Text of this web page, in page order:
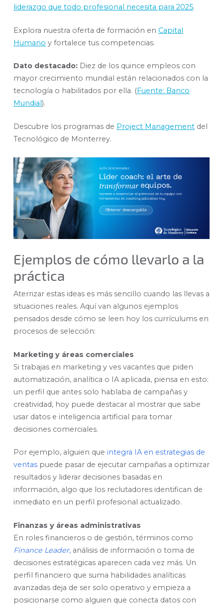
liderazgo que todo profesional necesita para 2025.
Explora nuestra oferta de formación en Capital
Humano y fortalece tus competencias.
Dato destacado: Diez de los quince empleos con
mayor crecimiento mundial están relacionados con la
tecnología o habilitados por ella. (Fuente: Banco
Mundial ).
Descubre los programas de Project Management del
Tecnológico de Monterrey.
Ejemplos de cómo llevarlo a la
práctica
Aterrizar estas ideas es más sencillo cuando las llevas a
situaciones reales. Aquí van algunos ejemplos
pensados desde cómo se leen hoy los currículums en
procesos de selección:
Marketing y áreas comerciales
Si trabajas en marketing y ves vacantes que piden
automatización, analítica o IA aplicada, piensa en esto:
un perfil que antes solo hablaba de campañas y
creatividad, hoy puede destacar al mostrar que sabe
usar datos e inteligencia artificial para tomar
decisiones comerciales.
Por ejemplo, alguien que integra IA en estrategias de
ventas puede pasar de ejecutar campañas a optimizar
resultados y liderar decisiones basadas en
información, algo que los reclutadores identifican de
inmediato en un perfil profesional actualizado.
Finanzas y áreas administrativas
En roles financieros o de gestión, términos como
Finance Leader, análisis de información o toma de
decisiones estratégicas aparecen cada vez más. Un
perfil financiero que suma habilidades analíticas
avanzadas deja de ser solo operativo y empieza a
posicionarse como alguien que conecta datos con